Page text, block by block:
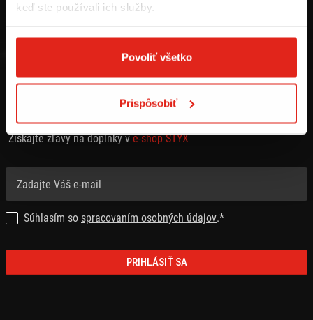
keď ste používali ich služby.
Povoliť všetko
Prispôsobiť
PRIHLÁSTE SA NA ODBER NEWSLETTRA
Získajte zľavy na doplnky ve-shop STYX
Súhlasím so spracovaním osobných údajov.*
PRIHLÁSIŤ SA